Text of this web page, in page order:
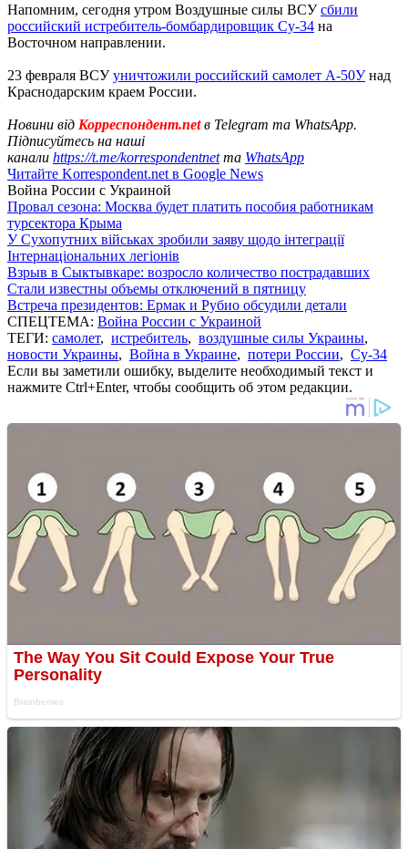
Напомним, сегодня утром Воздушные силы ВСУсбили
российский истребитель-бомбардировщик Су-34 на
Восточном направлении.
23 февраля ВСУуничтожили российский самолет А-50Унад
Краснодарским краем России.
Новини від Корреспондент.netв Telegram та WhatsApp.
Підписуйтесь на наші
канали https://t.me/korrespondentnetта WhatsApp
Читайте Korrespondent.net в Google News
Война России с Украиной
Провал сезона: Москва будет платить пособия работникам
турсектора Крыма
У Сухопутних військах зробили заяву щодо інтеграції
Інтернаціональних легіонів
Взрыв в Сыктывкаре: возросло количество пострадавших
Стали известны объемы отключений в пятницу
Встреча президентов: Ермак и Рубио обсудили детали
СПЕЦТЕМА: Война России с Украиной
ТЕГИ: самолет, истребитель, воздушные силы Украины,
новости Украины, Война в Украине, потери России, Су-34
Если вы заметили ошибку, выделите необходимый текст и
нажмите Ctrl+Enter, чтобы сообщить об этом редакции.